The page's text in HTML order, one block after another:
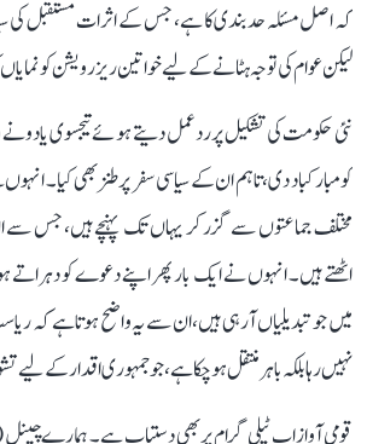
کہ اصل مسئلہ حدبندی کا ہے، جس کے اثرات مستقبل
لیکن عوام کی توجہ ہٹانے کے لیے خواتین ریزرویشن کو
نئی حکومت کی تشکیل پر ردعمل دیتے ہوئے تیجسوی یادو
کو مبارکباد دی، تاہم ان کے سیاسی سفر پر طنز بھی کیا۔
مختلف جماعتوں سے گزر کر یہاں تک پہنچے ہیں، جس سے
اٹھتے ہیں۔ انہوں نے ایک بار پھر اپنے دعوے کو دہراتے
میں جو تبدیلیاں آ رہی ہیں، ان سے یہ واضح ہوتا ہے کہ
نہیں رہا بلکہ باہر منتقل ہو چکا ہے، جو جمہوری اقدار کے
قومی آواز اب ٹیلی گرام پر بھی دستیاب ہے۔ ہمارے